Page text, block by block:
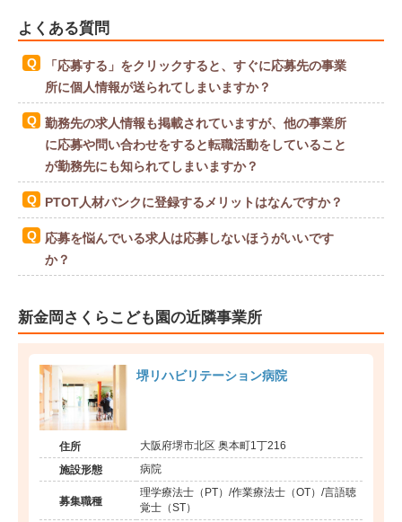
よくある質問
「応募する」をクリックすると、すぐに応募先の事業
所に個人情報が送られてしまいますか？
勤務先の求人情報も掲載されていますが、他の事業所
に応募や問い合わせをすると転職活動をしていること
が勤務先にも知られてしまいますか？
PTOT人材バンクに登録するメリットはなんですか？
応募を悩んでいる求人は応募しないほうがいいです
か？
新金岡さくらこども園の近隣事業所
堺リハビリテーション病院
住所 大阪府堺市北区 奥本町1丁216
施設形態 病院
募集職種
理学療法士（PT）/作業療法士（OT）/言語聴
覚士（ST）